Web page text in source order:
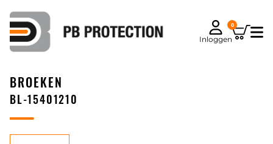
Inloggen
0
BROEKEN
BL-15401210